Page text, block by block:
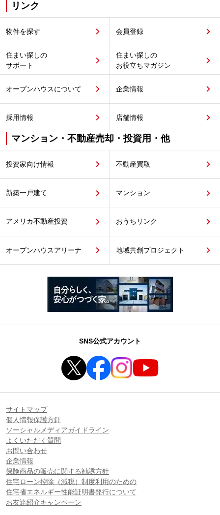
リンク
物件を探す 会員登録
住まい探しの
サポート
住まい探しの
お役立ちマガジン
オープンハウスについて 企業情報
採用情報 店舗情報
マンション・不動産売却・投資用・他
投資家向け情報 不動産買取
新築一戸建て マンション
アメリカ不動産投資 おうちリンク
オープンハウスアリーナ 地域共創プロジェクト
SNS公式アカウント
サイトマップ
個人情報保護方針
ソーシャルメディアガイドライン
よくいただく質問
お問い合わせ
企業情報
保険商品の販売に関する勧誘方針
住宅ローン控除（減税）制度利用のための
住宅省エネルギー性能証明書発行について
お友達紹介キャンペーン